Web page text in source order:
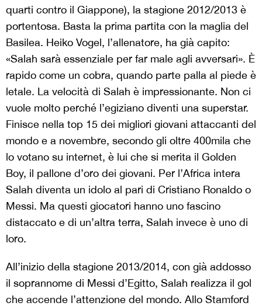
quarti contro il Giappone), la stagione 2012/2013 è
portentosa. Basta la prima partita con la maglia del
Basilea. Heiko Vogel, l’allenatore, ha già capito:
«Salah sarà essenziale per far male agli avversari». È
rapido come un cobra, quando parte palla al piede è
letale. La velocità di Salah è impressionante. Non ci
vuole molto perché l’egiziano diventi una superstar.
Finisce nella top 15 dei migliori giovani attaccanti del
mondo e a novembre, secondo gli oltre 400mila che
lo votano su internet, è lui che si merita il Golden
Boy, il pallone d’oro dei giovani. Per l’Africa intera
Salah diventa un idolo al pari di Cristiano Ronaldo o
Messi. Ma questi giocatori hanno uno fascino
distaccato e di un’altra terra, Salah invece è uno di
loro.
All’inizio della stagione 2013/2014, con già addosso
il soprannome di Messi d’Egitto, Salah realizza il gol
che accende l’attenzione del mondo. Allo Stamford